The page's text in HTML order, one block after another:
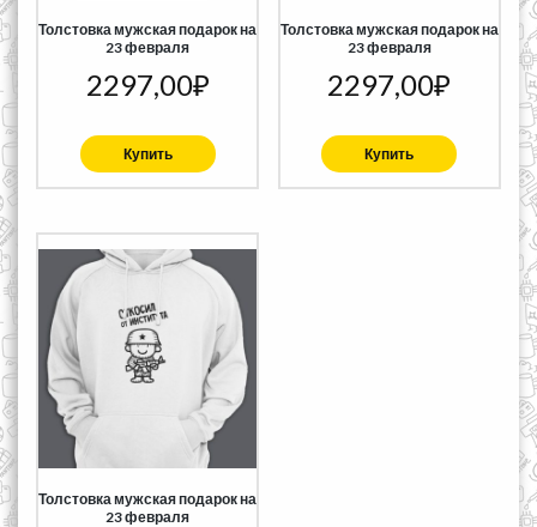
Толстовка мужская подарок на
23 февраля
2297,00₽
Купить
Толстовка мужская подарок на
23 февраля
2297,00₽
Купить
Толстовка мужская подарок на
23 февраля